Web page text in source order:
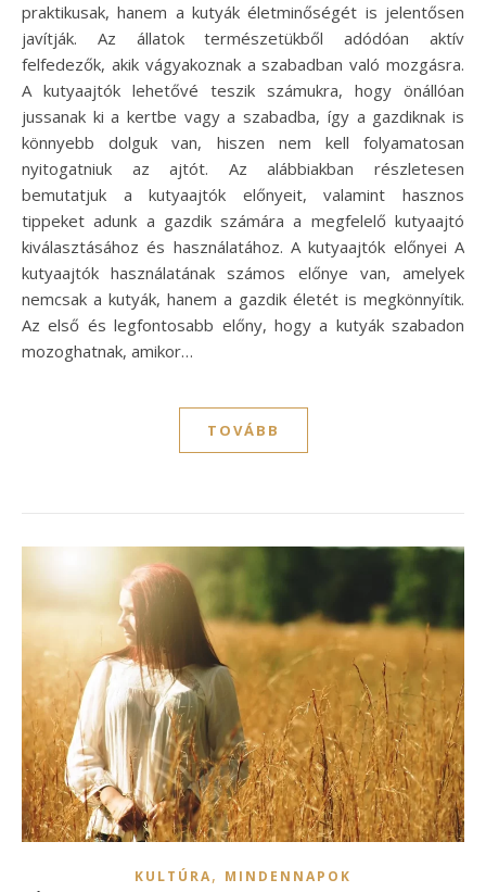
praktikusak, hanem a kutyák életminőségét is jelentősen
javítják. Az állatok természetükből adódóan aktív
felfedezők, akik vágyakoznak a szabadban való mozgásra.
A kutyaajtók lehetővé teszik számukra, hogy önállóan
jussanak ki a kertbe vagy a szabadba, így a gazdiknak is
könnyebb dolguk van, hiszen nem kell folyamatosan
nyitogatniuk az ajtót. Az alábbiakban részletesen
bemutatjuk a kutyaajtók előnyeit, valamint hasznos
tippeket adunk a gazdik számára a megfelelő kutyaajtó
kiválasztásához és használatához. A kutyaajtók előnyei A
kutyaajtók használatának számos előnye van, amelyek
nemcsak a kutyák, hanem a gazdik életét is megkönnyítik.
Az első és legfontosabb előny, hogy a kutyák szabadon
mozoghatnak, amikor…
TOVÁBB
KULTÚRA, MINDENNAPOK